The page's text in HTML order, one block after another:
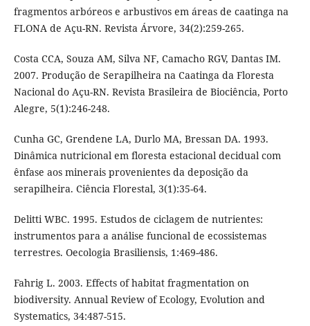
fragmentos arbóreos e arbustivos em áreas de caatinga na
FLONA de Açu-RN. Revista Árvore, 34(2):259-265.
Costa CCA, Souza AM, Silva NF, Camacho RGV, Dantas IM.
2007. Produção de Serapilheira na Caatinga da Floresta
Nacional do Açu-RN. Revista Brasileira de Biociência, Porto
Alegre, 5(1):246-248.
Cunha GC, Grendene LA, Durlo MA, Bressan DA. 1993.
Dinâmica nutricional em floresta estacional decidual com
ênfase aos minerais provenientes da deposição da
serapilheira. Ciência Florestal, 3(1):35-64.
Delitti WBC. 1995. Estudos de ciclagem de nutrientes:
instrumentos para a análise funcional de ecossistemas
terrestres. Oecologia Brasiliensis, 1:469-486.
Fahrig L. 2003. Effects of habitat fragmentation on
biodiversity. Annual Review of Ecology, Evolution and
Systematics, 34:487-515.